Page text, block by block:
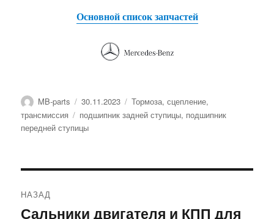
Основной список запчастей
Автор
MB-parts Опубликовано
30.11.2023 Рубрики
Тормоза, сцепление,
трансмиссия
Метки
подшипник задней ступицы, подшипник
передней ступицы
по
НАЗАД
Предыдущая
Сальники двигателя и КПП для